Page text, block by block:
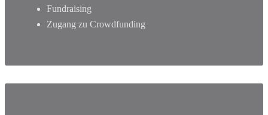
Fundraising
Zugang zu Crowdfunding